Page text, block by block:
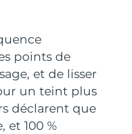
points de
et de lisser
un teint plus
déclarent que
et 100 %
estimée
estimée12/8/26
Livraison estimée